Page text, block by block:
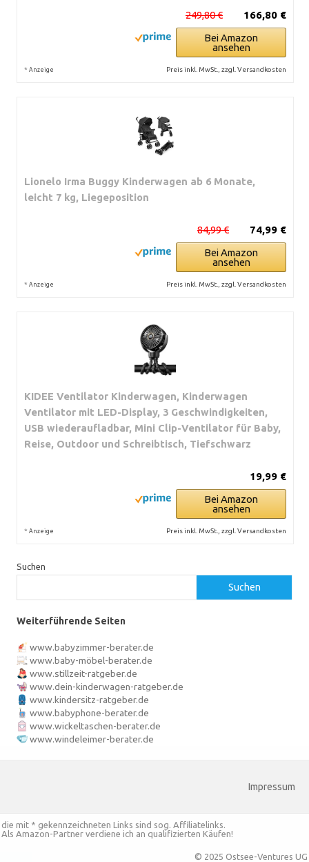
166,80 €
249,80 €
Bei Amazon
ansehen
* Anzeige Preis inkl. MwSt., zzgl. Versandkosten
Lionelo Irma Buggy Kinderwagen ab 6 Monate,
leicht 7 kg, Liegeposition
74,99 €
84,99 €
Bei Amazon
ansehen
* Anzeige Preis inkl. MwSt., zzgl. Versandkosten
KIDEE Ventilator Kinderwagen, Kinderwagen
Ventilator mit LED-Display, 3 Geschwindigkeiten,
USB wiederaufladbar, Mini Clip-Ventilator für Baby,
Reise, Outdoor und Schreibtisch, Tiefschwarz
19,99 €
Bei Amazon
ansehen
* Anzeige Preis inkl. MwSt., zzgl. Versandkosten
Suchen
Suchen
Weiterführende Seiten
www.babyzimmer-berater.de
www.baby-möbel-berater.de
www.stillzeit-ratgeber.de
www.dein-kinderwagen-ratgeber.de
www.kindersitz-ratgeber.de
www.babyphone-berater.de
www.wickeltaschen-berater.de
www.windeleimer-berater.de
Impressum
die mit * gekennzeichneten Links sind sog. Affiliatelinks.
Als Amazon-Partner verdiene ich an qualifizierten Käufen!
© 2025 Ostsee-Ventures UG